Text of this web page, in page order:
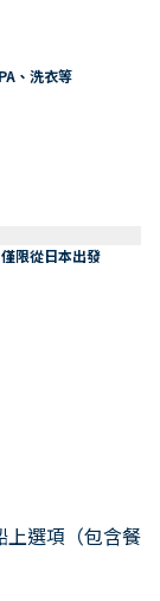
、洗衣等
限從日本出發
上選項（包含餐